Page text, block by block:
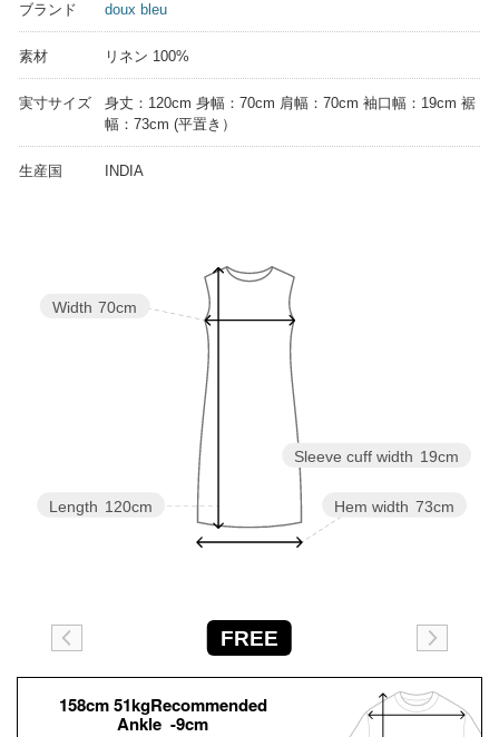
ブランド doux bleu
素材 リネン 100%
実寸サイズ
身丈：120cm 身幅：70cm 肩幅：70cm 袖口幅：19cm 裾
幅：73cm (平置き）
生産国 INDIA
Hem width 73cm
Sleeve cuff width 19cm
Length 120cm
Width 70cm
FREE
158cm 51kgRecommended
Ankle -9cm